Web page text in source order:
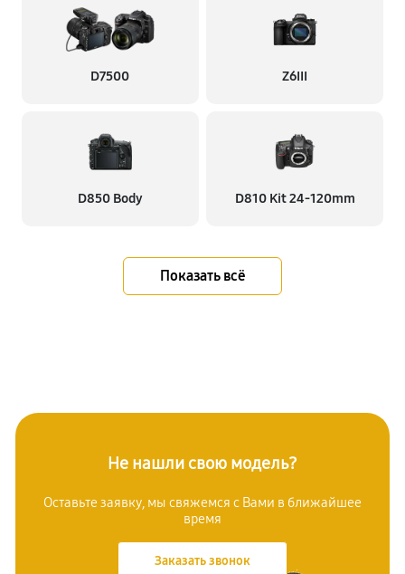
D7500 Z6III
D850 Body D810 Kit 24-120mm
Показать всё
Не нашли свою модель?
Оставьте заявку, мы свяжемся с Вами в ближайшее
время
Заказать звонок